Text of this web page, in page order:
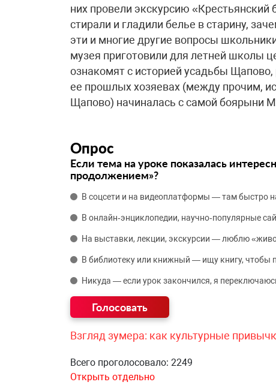
них провели экскурсию
стирали и гладили белье в старину,
эти и многие другие вопросы
музея приготовили для летней школы
ознакомят с историей усадьбы
ее прошлых хозяевах (между прочим,
Щапово) начиналась с самой боярыни
Опрос
Если тема на уроке показалась
продолжением»?
В соцсети и на видеоплатформы — там быстро
В онлайн‑энциклопедии, научно‑популярные
На выставки, лекции, экскурсии — люблю
В библиотеку или книжный — ищу книгу, чтобы
Никуда — если урок закончился, я
Взгляд зумера: как культурные
Всего проголосовало: 2249
Открыть отдельно